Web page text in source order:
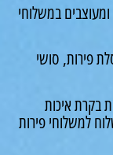
במשלוחי
סושי
פירות